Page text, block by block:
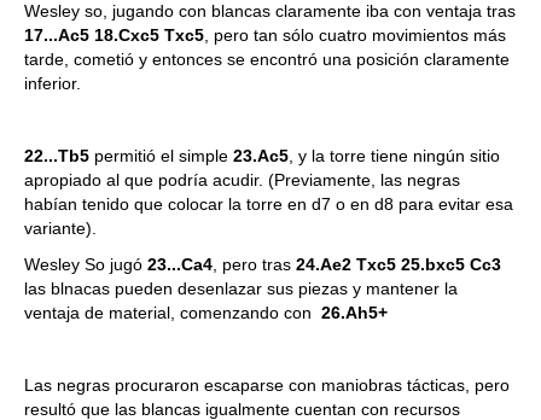
Wesley so, jugando con blancas claramente iba con ventaja tras
17...Ac5 18.Cxc5 Txc5 , pero tan sólo cuatro movimientos más
tarde, cometió y entonces se encontró una posición claramente
inferior.
22...Tb5 permitió el simple 23.Ac5 , y la torre tiene ningún sitio
apropiado al que podría acudir. (Previamente, las negras
habían tenido que colocar la torre en d7 o en d8 para evitar esa
variante).
Wesley So jugó 23...Ca4 , pero tras 24.Ae2 Txc5 25.bxc5 Cc3
las blnacas pueden desenlazar sus piezas y mantener la
ventaja de material, comenzando con 26.Ah5+
Las negras procuraron escaparse con maniobras tácticas, pero
resultó que las blancas igualmente cuentan con recursos